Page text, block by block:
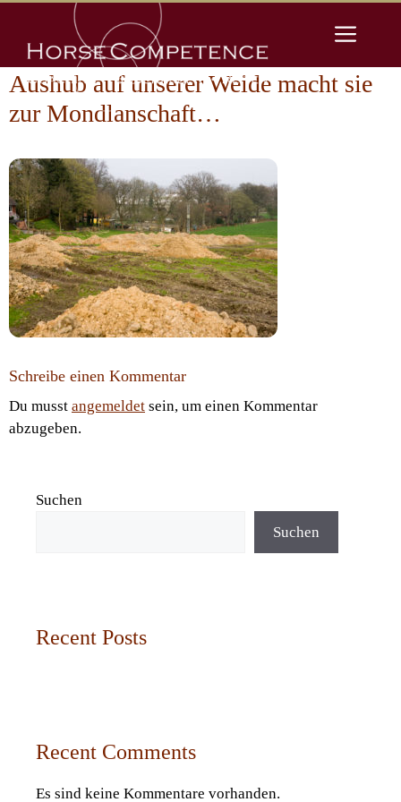
springen
Aushub auf unserer Weide macht sie
zur Mondlanschaft…
Schreibe einen Kommentar
Du musst angemeldet sein, um einen Kommentar
abzugeben.
Suchen
Suchen
Recent Posts
Recent Comments
Es sind keine Kommentare vorhanden.